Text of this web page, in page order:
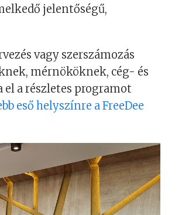
jelentőségű,
vagy szerszámozás
mérnököknek, cég- és
el a részletes programot
eső helyszínre a FreeDee